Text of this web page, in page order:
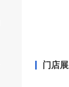
门店